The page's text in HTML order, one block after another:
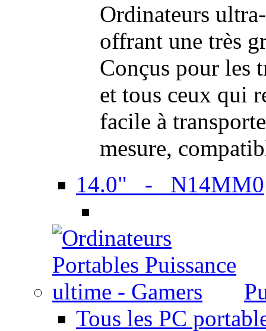
Ordinateurs
offrant une très
Conçus pour les
et tous ceux qui
facile à
mesure,
14.0" - N14MM0
Tous les PC